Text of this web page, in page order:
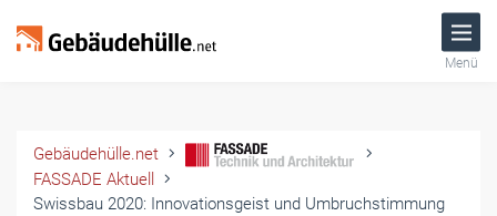
Menü
Gebäudehülle.net
FASSADE Aktuell
Swissbau 2020: Innovationsgeist und Umbruchstimmung